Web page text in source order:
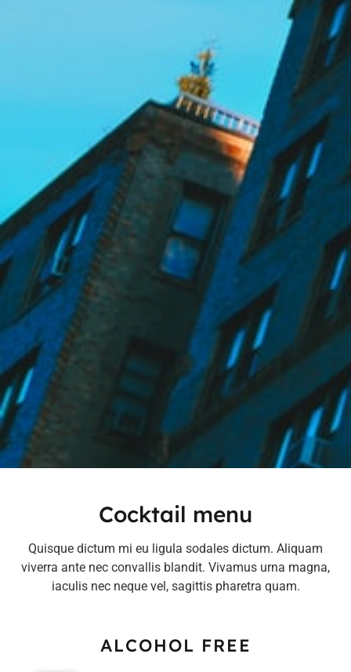
Cocktail menu
Quisque dictum mi eu ligula sodales dictum. Aliquam
viverra ante nec convallis blandit. Vivamus urna magna,
iaculis nec neque vel, sagittis pharetra quam.
ALCOHOL FREE